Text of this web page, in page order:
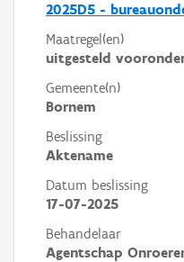
2025D5 -
Maatregel(en)
uitgesteld
Gemeente(n)
Bornem
Beslissing
Aktename
Datum beslissing
17-07-2025
Behandelaar
Agentschap